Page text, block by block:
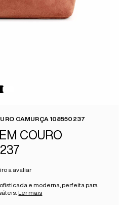
CAMURÇA 108550237
COURO
a avaliar
e moderna, perfeita para
Ler mais